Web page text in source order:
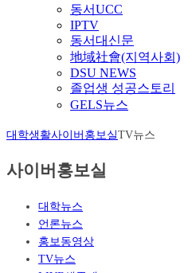
동서UCC
IPTV
동서대신문
地域社會(지역사회)
DSU NEWS
졸업생 성공스토리
GELS뉴스
대학생활사이버홍보실TV뉴스
사이버홍보실
대학뉴스
언론뉴스
홍보동영상
TV뉴스